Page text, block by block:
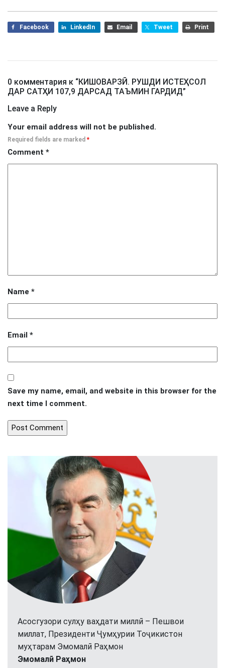
Facebook LinkedIn Email Tweet Print
0 комментария к “КИШОВАРЗӢ. РУШДИ ИСТЕҲСОЛ
ДАР САТҲИ 107,9 ДАРСАД ТАЪМИН ГАРДИД”
Leave a Reply
Your email address will not be published.
Required fields are marked *
Comment *
Name *
Email *
Save my name, email, and website in this browser for the
next time I comment.
Асосгузори сулҳу ваҳдати миллӣ – Пешвои
миллат, Президенти Ҷумҳурии Тоҷикистон
муҳтарам Эмомалӣ Раҳмон
Эмомалӣ Раҳмон